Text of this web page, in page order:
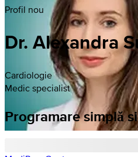
Profil nou
Dr. Alexandra
Cardiologie
Medic specialist
Programare simplă